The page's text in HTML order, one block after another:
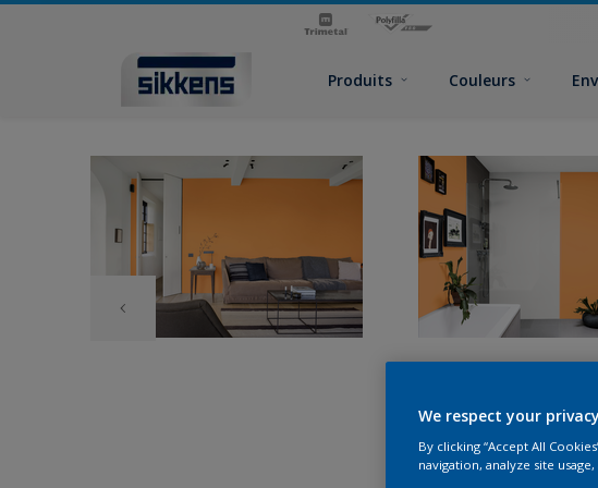
Produits Couleurs
We respect your
By clicking “Accept All
navigation, analyze site